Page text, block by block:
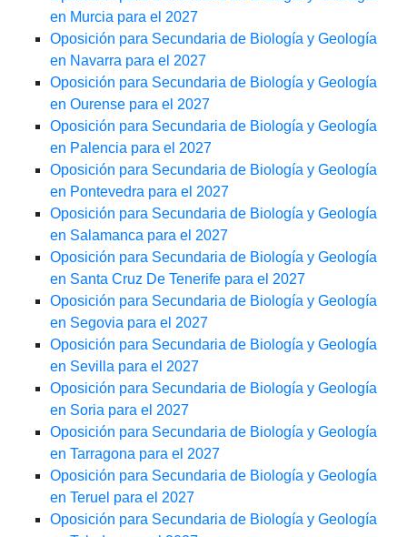
en Murcia para el 2027
Oposición para Secundaria de Biología y Geología
en Navarra para el 2027
Oposición para Secundaria de Biología y Geología
en Ourense para el 2027
Oposición para Secundaria de Biología y Geología
en Palencia para el 2027
Oposición para Secundaria de Biología y Geología
en Pontevedra para el 2027
Oposición para Secundaria de Biología y Geología
en Salamanca para el 2027
Oposición para Secundaria de Biología y Geología
en Santa Cruz De Tenerife para el 2027
Oposición para Secundaria de Biología y Geología
en Segovia para el 2027
Oposición para Secundaria de Biología y Geología
en Sevilla para el 2027
Oposición para Secundaria de Biología y Geología
en Soria para el 2027
Oposición para Secundaria de Biología y Geología
en Tarragona para el 2027
Oposición para Secundaria de Biología y Geología
en Teruel para el 2027
Oposición para Secundaria de Biología y Geología